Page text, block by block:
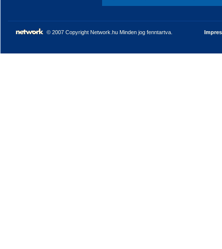
© 2007 Copyright Network.hu Minden jog fenntartva.